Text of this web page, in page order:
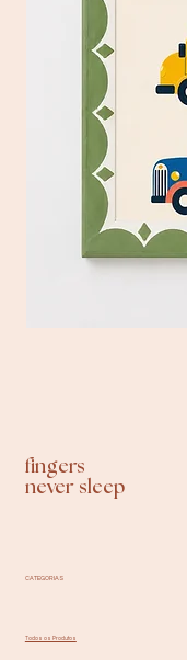
fingers
never sleep
CATEGORIAS
Todos os Produtos